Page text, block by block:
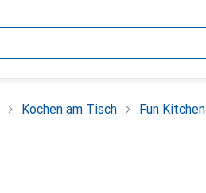
Kochen am Tisch Fun Kitchen